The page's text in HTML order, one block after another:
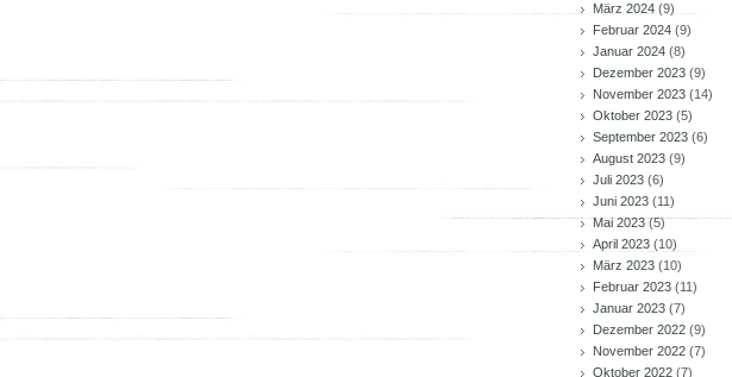
März 2024 (9)
Februar 2024 (9)
Januar 2024 (8)
Dezember 2023 (9)
November 2023 (14)
Oktober 2023 (5)
September 2023 (6)
August 2023 (9)
Juli 2023 (6)
Juni 2023 (11)
Mai 2023(5)
April 2023 (10)
März 2023 (10)
Februar 2023 (11)
Januar 2023 (7)
Dezember 2022 (9)
November 2022 (7)
Oktober 2022 (7)